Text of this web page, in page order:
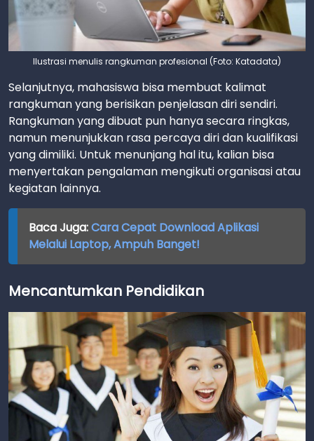
Ilustrasi menulis rangkuman profesional (Foto: Katadata)
Selanjutnya, mahasiswa bisa membuat kalimat
rangkuman yang berisikan penjelasan diri sendiri.
Rangkuman yang dibuat pun hanya secara ringkas,
namun menunjukkan rasa percaya diri dan kualifikasi
yang dimiliki. Untuk menunjang hal itu, kalian bisa
menyertakan pengalaman mengikuti organisasi atau
kegiatan lainnya.
Baca Juga:Cara Cepat Download Aplikasi
Melalui Laptop, Ampuh Banget!
Mencantumkan Pendidikan